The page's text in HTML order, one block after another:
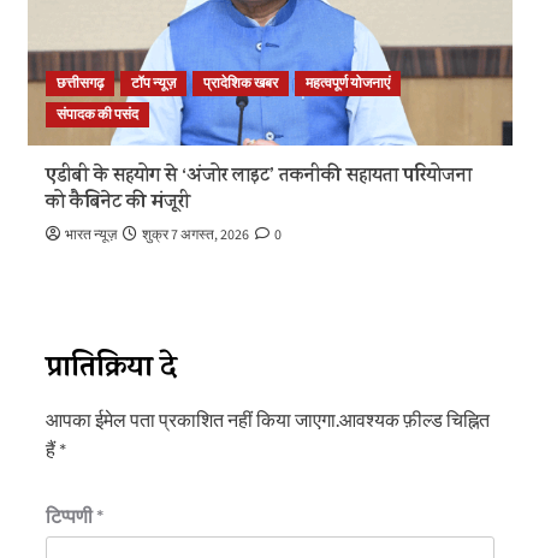
छत्तीसगढ़ टॉप न्यूज़ प्रादेशिक खबर
महत्वपूर्ण योजनाएं
संपादक की पसंद
एडीबी के सहयोग से ‘अंजोर लाइट’ तकनीकी सहायता परियोजना
को कैबिनेट की मंजूरी
भारत न्यूज़ शुक्र 7 अगस्त, 2026 0
प्रातिक्रिया दे
आपका ईमेल पता प्रकाशित नहीं किया जाएगा.आवश्यक फ़ील्ड चिह्नित
हैं*
टिप्पणी*